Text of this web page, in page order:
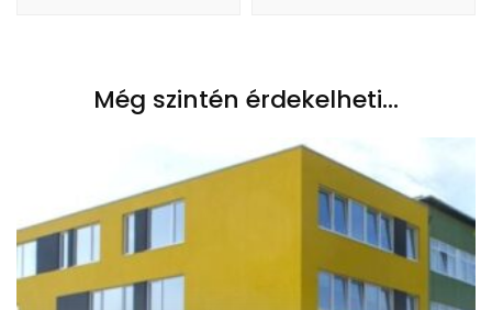
Még szintén érdekelheti...